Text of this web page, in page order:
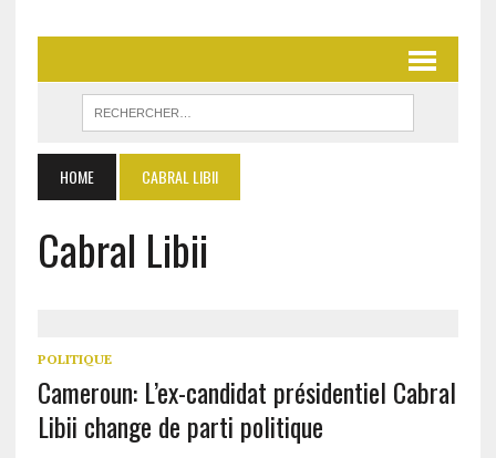
HOME CABRAL LIBII
Cabral Libii
POLITIQUE
Cameroun: L’ex-candidat présidentiel Cabral
Libii change de parti politique